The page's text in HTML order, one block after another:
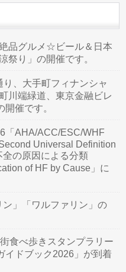
品グルメ☆ビール＆日本
祭り」の開催です。
、大手町フィナンシャ
川端緑道、東京金融ビレ
催です。
「AHA/ACC/ESC/WHF
Universal Definition
の原因による分類
of HF by Cause」に
」「ワルファリン」の
食べ歩きスタンプラリー
イドブック2026」が到着